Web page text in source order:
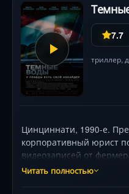
7.7
триллер,
Цинциннати, 1990-е.
корпоративный юрист
видеозаписей от
головокружительного
Читать полностью